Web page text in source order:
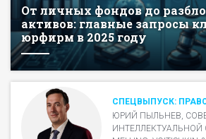
От личных фондов до
активов: главные запросы
юрфирм в 2025 году
СПЕЦВЫПУСК:
ЮРИЙ ПЫЛЬНЕВ,
ИНТЕЛЛЕКТУАЛЬНОЙ